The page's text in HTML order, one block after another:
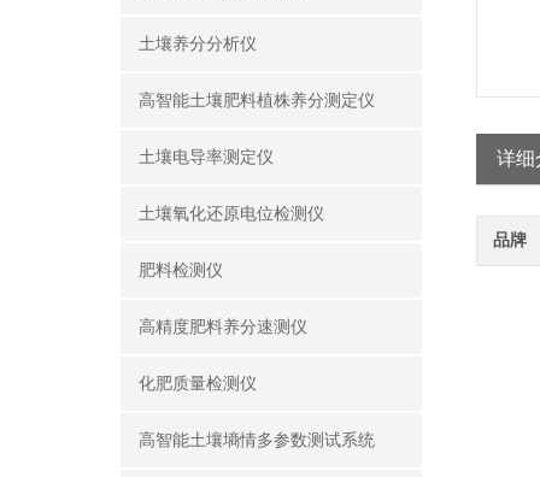
土壤养分分析仪
高智能土壤肥料植株养分测定仪
土壤电导率测定仪
土壤氧化还原电位检测仪
肥料检测仪
高精度肥料养分速测仪
化肥质量检测仪
高智能土壤墒情多参数测试系统
详细
品牌